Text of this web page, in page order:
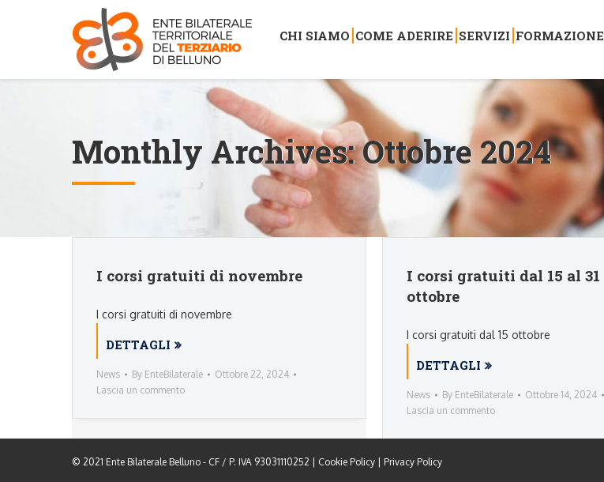
CHI SIAMO COME ADERIRE SERVIZI FORMAZIONE
Monthly Archives:Ottobre 2024
I corsi gratuiti di novembre
I corsi gratuiti di novembre
DETTAGLI
News By EnteBilaterale
Ottobre 22, 2024
Lascia un commento
I corsi gratuiti dal 15 al 31
ottobre
I corsi gratuiti dal 15 ottobre
DETTAGLI
News By EnteBilaterale
Ottobre 14, 2024
Lascia un commento
© 2021 Ente Bilaterale Belluno - CF / P. IVA 93031110252 | Cookie Policy Privacy Policy